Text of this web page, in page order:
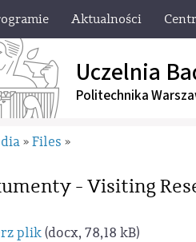
Aktualności
Uczelnia
Politechnika
» Files »
- Visiting
plik(docx, 78,18 kB)